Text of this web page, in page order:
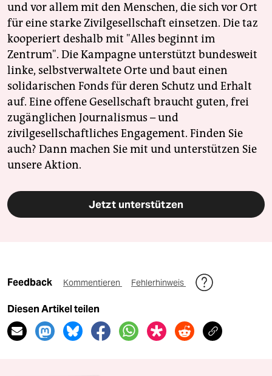
und vor allem mit den Menschen, die sich vor Ort
für eine starke Zivilgesellschaft einsetzen. Die taz
kooperiert deshalb mit "Alles beginnt im
Zentrum". Die Kampagne unterstützt bundesweit
linke, selbstverwaltete Orte und baut einen
solidarischen Fonds für deren Schutz und Erhalt
auf. Eine offene Gesellschaft braucht guten, frei
zugänglichen Journalismus – und
zivilgesellschaftliches Engagement. Finden Sie
auch? Dann machen Sie mit und unterstützen Sie
unsere Aktion.
Jetzt unterstützen
Feedback Kommentieren Fehlerhinweis
Diesen Artikel teilen